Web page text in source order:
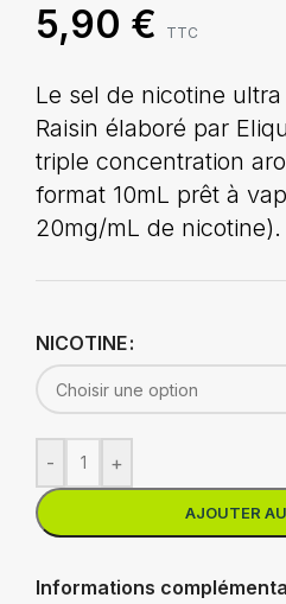
5,90 € TTC
Le sel de nicotine
Raisin élaboré par
triple concentration
format 10mL prêt à
20mg/mL de nicotine).
NICOTINE
- +
AJOUTER
Informations